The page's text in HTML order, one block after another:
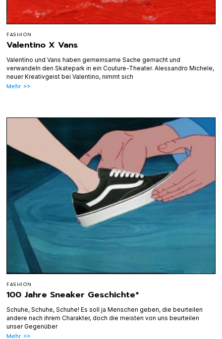
FASHION
Valentino X Vans
Valentino und Vans haben gemeinsame Sache gemacht und
verwandeln den Skatepark in ein Couture-Theater. Alessandro Michele,
neuer Kreativgeist bei Valentino, nimmt sich
Mehr >>
FASHION
100 Jahre Sneaker Geschichte*
Schuhe, Schuhe, Schuhe! Es soll ja Menschen geben, die beurteilen
andere nach ihrem Charakter, doch die meisten von uns beurteilen
unser Gegenüber
Mehr >>